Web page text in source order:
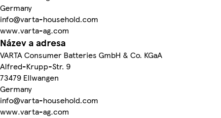
Germany
info@varta-household.com
www.varta-ag.com
Název a adresa
VARTA Consumer Batteries GmbH & Co. KGaA
Alfred-Krupp-Str. 9
73479 Ellwangen
Germany
info@varta-household.com
www.varta-ag.com